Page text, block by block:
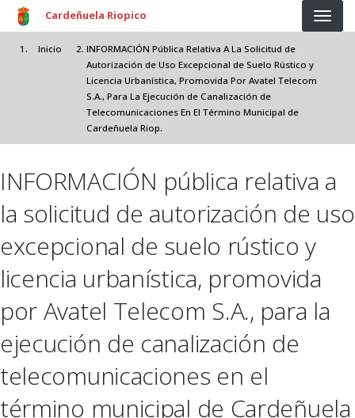
Pasar al contenido principal
Cardeñuela Riopico
Inicio
INFORMACIÓN Pública Relativa A La Solicitud de
Autorización de Uso Excepcional de Suelo Rústico y
Licencia Urbanística, Promovida Por Avatel Telecom
S.A., Para La Ejecución de Canalización de
Telecomunicaciones En El Término Municipal de
Cardeñuela Riop.
INFORMACIÓN pública relativa a
la solicitud de autorización de uso
excepcional de suelo rústico y
licencia urbanística, promovida
por Avatel Telecom S.A., para la
ejecución de canalización de
telecomunicaciones en el
término municipal de Cardeñuela